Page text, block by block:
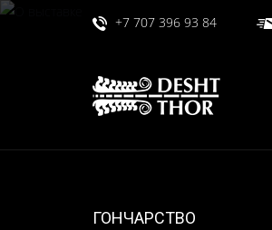
+7 707 396 93 84
ГОНЧАРСТВО